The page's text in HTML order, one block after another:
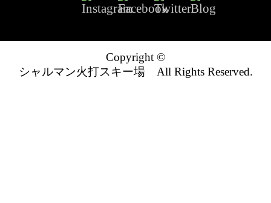
Copyright ©
シャルマン火打スキー場 All Rights Reserved.